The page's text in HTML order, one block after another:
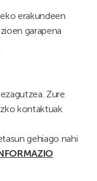
erakundeen
garapena
Zure
kontaktuak
gehiago nahi